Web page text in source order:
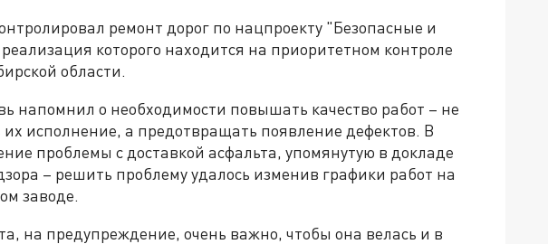
ремонт дорог по нацпроекту "Безопасные и
которого находится на приоритетном контроле
области.
напомнил о необходимости повышать качество работ – не
их исполнение, а предотвращать появление дефектов. В
проблемы с доставкой асфальта, упомянутую в докладе
– решить проблему удалось изменив графики работ на
заводе.
на предупреждение, очень важно, чтобы она велась и в